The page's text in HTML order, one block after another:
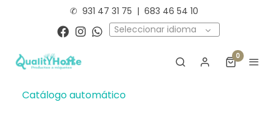
✆ 931 47 31 75 | 683 46 54 10
Seleccionar idioma
0
Catálogo automático